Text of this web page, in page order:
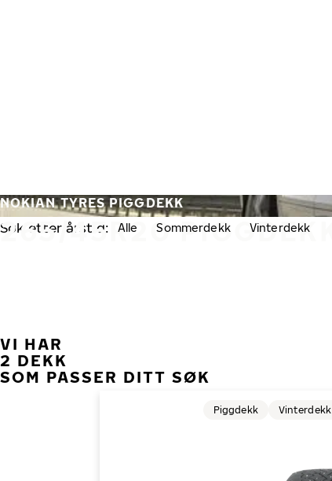
265/45R20 PIGGDEKK
NOKIAN TYRES PIGGDEKK
Søk etter årstid: Alle Sommerdekk Vinterdekk
VI HAR
2 DEKK
SOM PASSER DITT SØK
Piggdekk Vinterdekk